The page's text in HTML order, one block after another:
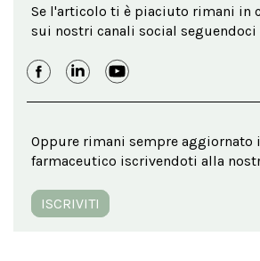
Se l'articolo ti è piaciuto rimani in
sui nostri canali social seguendoci
Oppure rimani sempre aggiornato
farmaceutico iscrivendoti alla
ISCRIVITI